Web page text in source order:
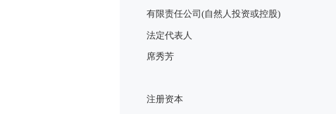
有限责任公司(自然人投资或控股)
法定代表人
席秀芳
注册资本